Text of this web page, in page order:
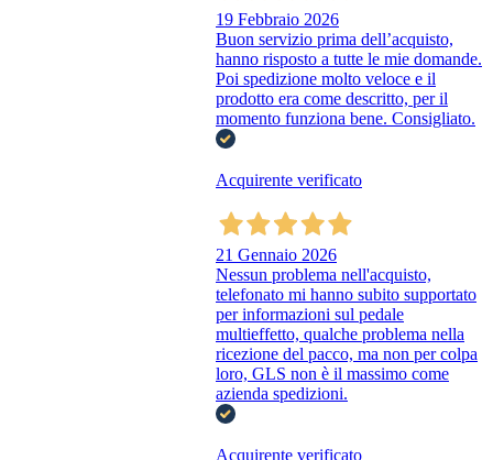
19 Febbraio 2026
Buon servizio prima dell’acquisto,
hanno risposto a tutte le mie domande.
Poi spedizione molto veloce e il
prodotto era come descritto, per il
momento funziona bene. Consigliato.
Acquirente verificato
21 Gennaio 2026
Nessun problema nell'acquisto,
telefonato mi hanno subito supportato
per informazioni sul pedale
multieffetto, qualche problema nella
ricezione del pacco, ma non per colpa
loro, GLS non è il massimo come
azienda spedizioni.
Acquirente verificato